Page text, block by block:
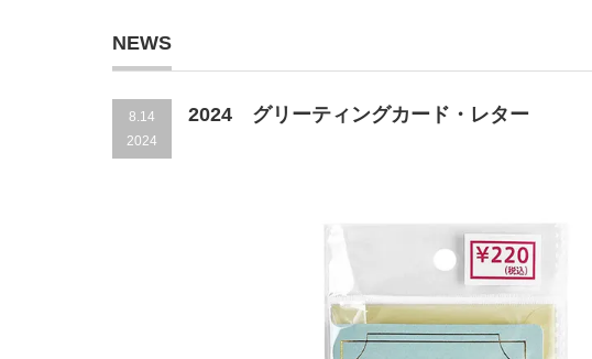
NEWS
8.14
2024
2024 グリーティングカード・レター